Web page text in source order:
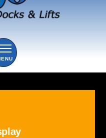
Menu